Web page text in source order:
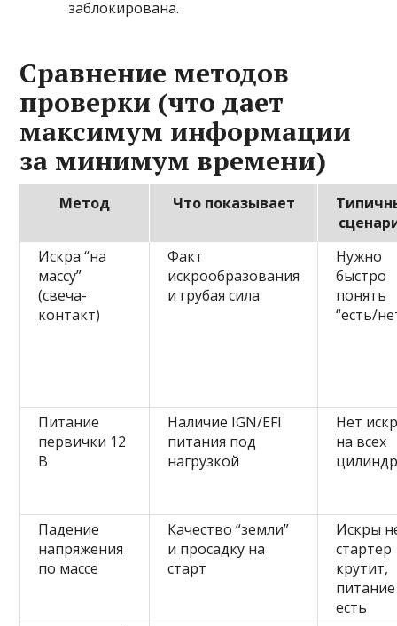
заблокирована.
Сравнение методов
проверки (что дает
максимум информации
за минимум времени)
Метод Что показывает
Искра “на
массу”
(свеча-
контакт)
Факт
искрообразования
и грубая сила
Нужно
быстро
понять
“есть/
Питание
первички 12
В
Наличие IGN/EFI
питания под
нагрузкой
Нет
на всех
Падение
напряжения
по массе
Качество “земли”
и просадку на
старт
Искры
стартер
крутит,
питание
есть